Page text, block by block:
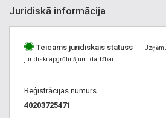
Juridiskā informācija
Teicams juridiskais statuss
juridiski apgrūtinājumi darbībai.
Reģistrācijas numurs
40203725471